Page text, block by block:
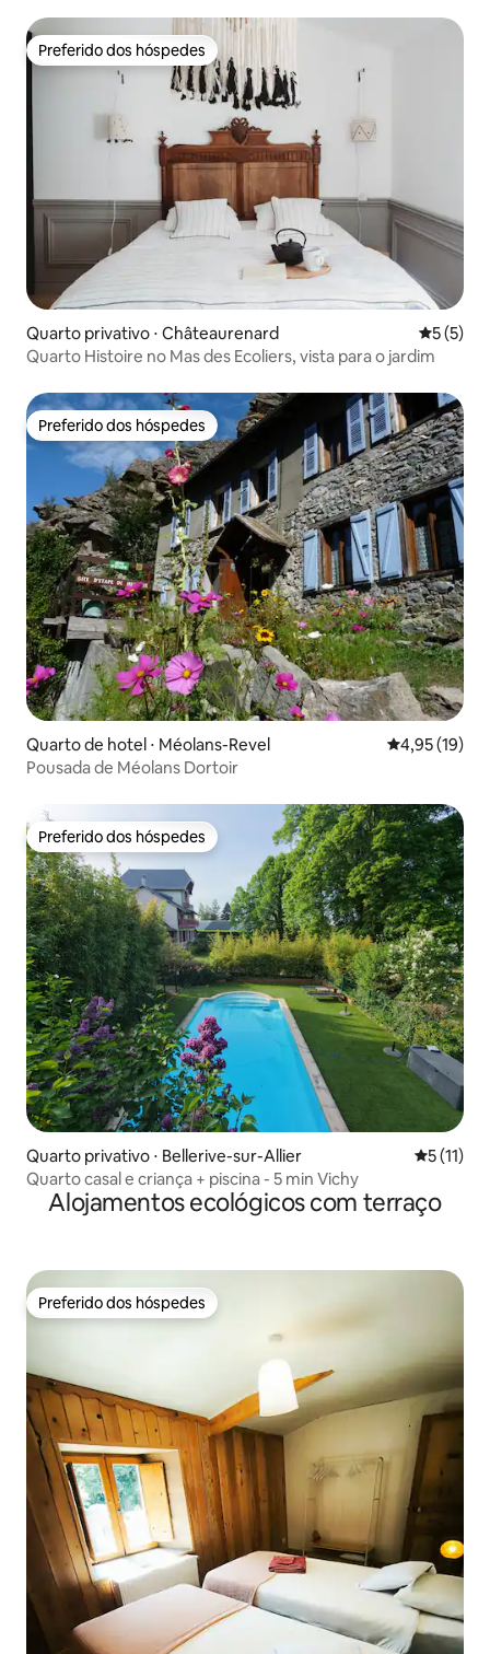
Preferido dos hóspedes
Preferido dos hóspedes
Quarto privativo ⋅ Châteaurenard 5 de
5 (5)
Quarto Histoire no Mas des Ecoliers, vista para o jardim
Preferido dos hóspedes
Preferido dos hóspedes
Quarto de hotel ⋅ Méolans-Revel 4,95 de uma
4,95 (19)
Pousada de Méolans Dortoir
Preferido dos hóspedes
Preferido dos hóspedes
Quarto privativo ⋅ Bellerive-sur-Allier 5 de uma
5 (11)
Quarto casal e criança + piscina - 5 min Vichy
Alojamentos ecológicos com terraço
Preferido dos hóspedes
Preferido dos hóspedes